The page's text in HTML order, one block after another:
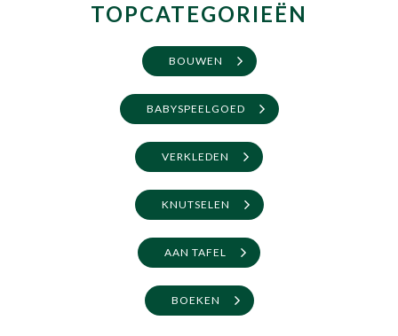
TOPCATEGORIEËN
BOUWEN
BABYSPEELGOED
VERKLEDEN
KNUTSELEN
AAN TAFEL
BOEKEN